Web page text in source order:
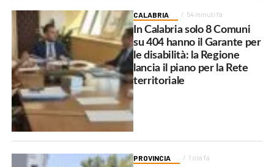
CALABRIA 54 minuti fa
In Calabria solo 8 Comuni
su 404 hanno il Garante per
le disabilità: la Regione
lancia il piano per la Rete
territoriale
PROVINCIA 1 ora fa